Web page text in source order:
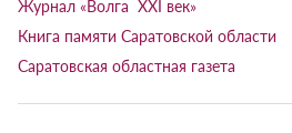
Журнал «Волга XXI век»
Книга памяти Саратовской области
Саратовская областная газета